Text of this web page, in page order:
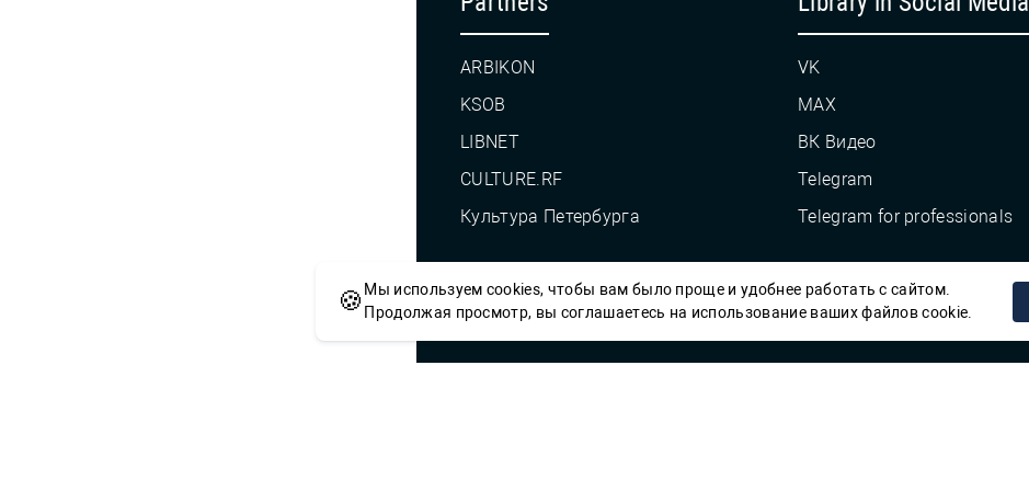
ARBIKON
KSOB
LIBNET
CULTURE.RF
Культура Петербурга
VK
MAX
ВК Видео
Telegram
Telegram for professionals
© СПб ГБУК ГСЦБС, 2012-2026 гг.
🍪 Мы используем cookies, чтобы вам было проще и удобнее работать с сайтом.
Продолжая просмотр, вы соглашаетесь на использование ваших файлов cookie.